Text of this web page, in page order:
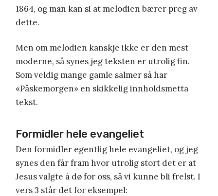
1864, og man kan si at melodien bærer preg av
dette.
Men om melodien kanskje ikke er den mest
moderne, så synes jeg teksten er utrolig fin.
Som veldig mange gamle salmer så har
«Påskemorgen» en skikkelig innholdsmetta
tekst.
Formidler hele evangeliet
Den formidler egentlig hele evangeliet, og jeg
synes den får fram hvor utrolig stort det er at
Jesus valgte å dø for oss, så vi kunne bli frelst. I
vers 3 står det for eksempel: